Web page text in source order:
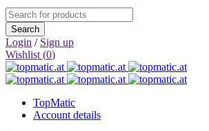
Login / Sign up
Wishlist (0)
TopMatic
Account details